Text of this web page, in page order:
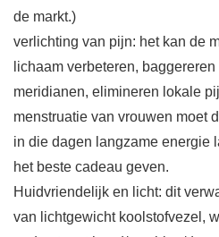
de markt.)
verlichting van pijn: het kan de
lichaam verbeteren,
meridianen, elimineren lokale
menstruatie van vrouwen moet
in die dagen langzame energie
het beste cadeau geven.
Huidvriendelijk en licht: dit
van lichtgewicht koolstofvezel,